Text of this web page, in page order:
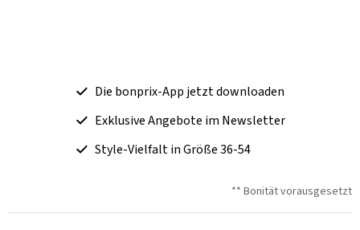
Die bonprix-App jetzt downloaden
Exklusive Angebote im Newsletter
Style-Vielfalt in Größe 36-54
** Bonität vorausgesetzt